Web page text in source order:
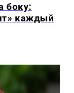
боку:
каждый